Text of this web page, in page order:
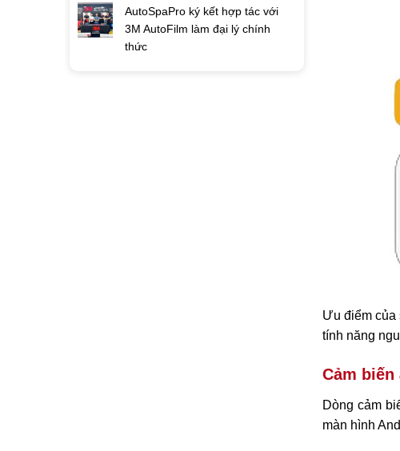
AutoSpaPro ký kết hợp tác với
3M AutoFilm làm đại lý chính
thức
Ưu điểm của
tính năng
Cảm
Dòng cảm
màn hình